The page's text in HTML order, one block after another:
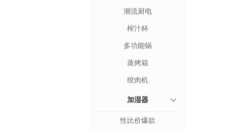
潮流厨电
榨汁杯
多功能锅
蒸烤箱
绞肉机
加湿器
性比价爆款